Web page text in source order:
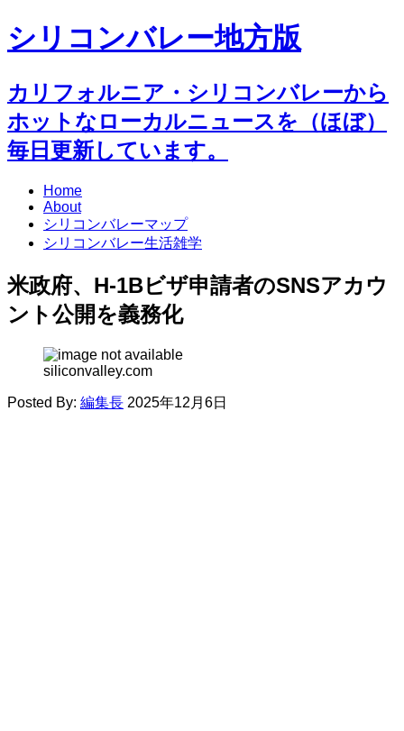
シリコンバレー地方版
カリフォルニア・シリコンバレーから
ホットなローカルニュースを（ほぼ）
毎日更新しています。
Home
About
シリコンバレーマップ
シリコンバレー生活雑学
米政府、H-1Bビザ申請者のSNSアカウ
ント公開を義務化
siliconvalley.com
Posted By: 編集長 2025年12月6日